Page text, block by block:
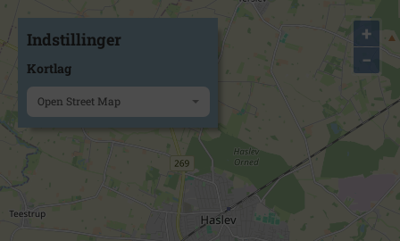
+
−
Indstillinger
Kortlag
Open Street Map